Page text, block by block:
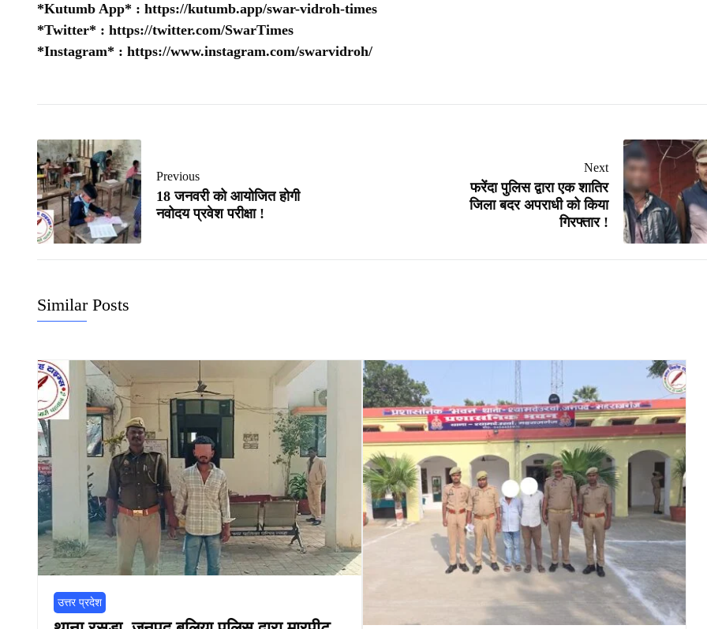
*Kutumb App* : https://kutumb.app/swar-vidroh-times
*Twitter* : https://twitter.com/SwarTimes
*Instagram* : https://www.instagram.com/swarvidroh/
Previous
18 जनवरी को आयोजित होगी
नवोदय प्रवेश परीक्षा !
Next
फरेंदा पुलिस द्वारा एक शातिर
जिला बदर अपराधी को किया
गिरफ्तार !
Similar Posts
उत्तर प्रदेश